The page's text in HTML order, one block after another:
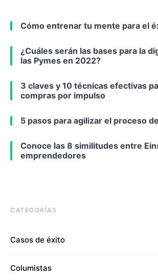
Cómo entrenar tu mente para el
¿Cuáles serán las bases para la
las Pymes en 2022?
3 claves y 10 técnicas efectivas
compras por impulso
5 pasos para agilizar el proceso
Conoce las 8 similitudes entre
emprendedores
CATEGORÍAS
Casos de éxito
Columistas